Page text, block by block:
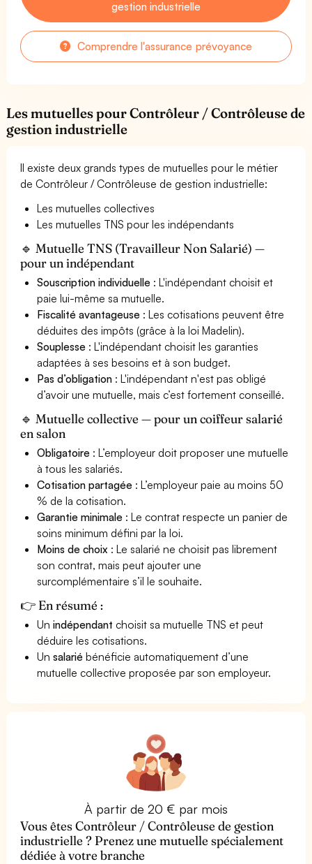
gestion industrielle
Comprendre l'assurance prévoyance
Les mutuelles pour Contrôleur / Contrôleuse de
gestion industrielle
Il existe deux grands types de mutuelles pour le métier
de Contrôleur / Contrôleuse de gestion industrielle:
Les mutuelles collectives
Les mutuelles TNS pour les indépendants
🔹 Mutuelle TNS (Travailleur Non Salarié) —
pour un indépendant
Souscription individuelle : L'indépendant choisit et
paie lui-même sa mutuelle.
Fiscalité avantageuse : Les cotisations peuvent être
déduites des impôts (grâce à la loi Madelin).
Souplesse : L'indépendant choisit les garanties
adaptées à ses besoins et à son budget.
Pas d’obligation : L'indépendant n'est pas obligé
d’avoir une mutuelle, mais c’est fortement conseillé.
🔹 Mutuelle collective — pour un coiffeur salarié
en salon
Obligatoire : L’employeur doit proposer une mutuelle
à tous les salariés.
Cotisation partagée : L’employeur paie au moins 50
% de la cotisation.
Garantie minimale : Le contrat respecte un panier de
soins minimum défini par la loi.
Moins de choix : Le salarié ne choisit pas librement
son contrat, mais peut ajouter une
surcomplémentaire s’il le souhaite.
👉 En résumé :
Unindépendant choisit sa mutuelle TNS et peut
déduire les cotisations.
Unsalarié bénéficie automatiquement d’une
mutuelle collective proposée par son employeur.
À partir de 20 € par mois
Vous êtes Contrôleur / Contrôleuse de gestion
industrielle ? Prenez une mutuelle spécialement
dédiée à votre branche